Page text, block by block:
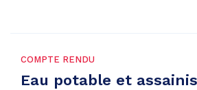
COMPTE RENDU
Eau potable et